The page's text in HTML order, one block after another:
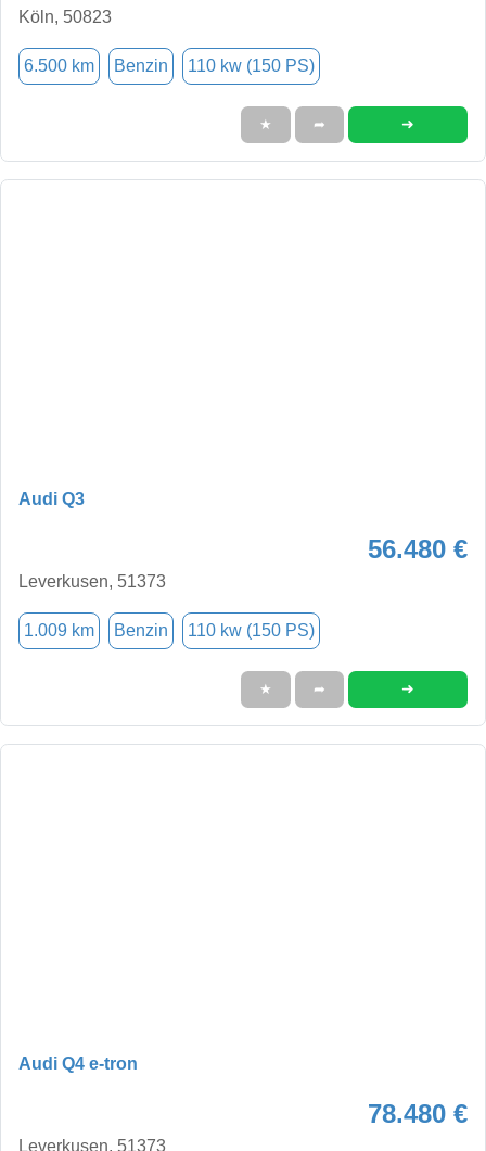
Köln, 50823
6.500 km Benzin 110 kw (150 PS)
★ ➦ ➜
Audi Q3
56.480 €
Leverkusen, 51373
1.009 km Benzin 110 kw (150 PS)
★ ➦ ➜
Audi Q4 e-tron
78.480 €
Leverkusen, 51373